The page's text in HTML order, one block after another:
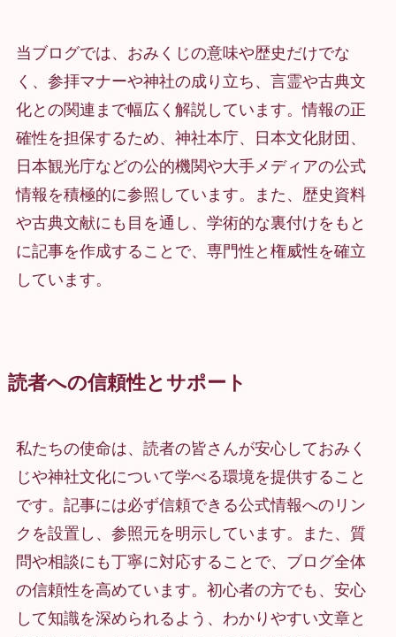
当ブログでは、おみくじの意味や歴史だけでな
く、参拝マナーや神社の成り立ち、言霊や古典文
化との関連まで幅広く解説しています。情報の正
確性を担保するため、神社本庁、日本文化財団、
日本観光庁などの公的機関や大手メディアの公式
情報を積極的に参照しています。また、歴史資料
や古典文献にも目を通し、学術的な裏付けをもと
に記事を作成することで、専門性と権威性を確立
しています。
読者への信頼性とサポート
私たちの使命は、読者の皆さんが安心しておみく
じや神社文化について学べる環境を提供すること
です。記事には必ず信頼できる公式情報へのリン
クを設置し、参照元を明示しています。また、質
問や相談にも丁寧に対応することで、ブログ全体
の信頼性を高めています。初心者の方でも、安心
して知識を深められるよう、わかりやすい文章と